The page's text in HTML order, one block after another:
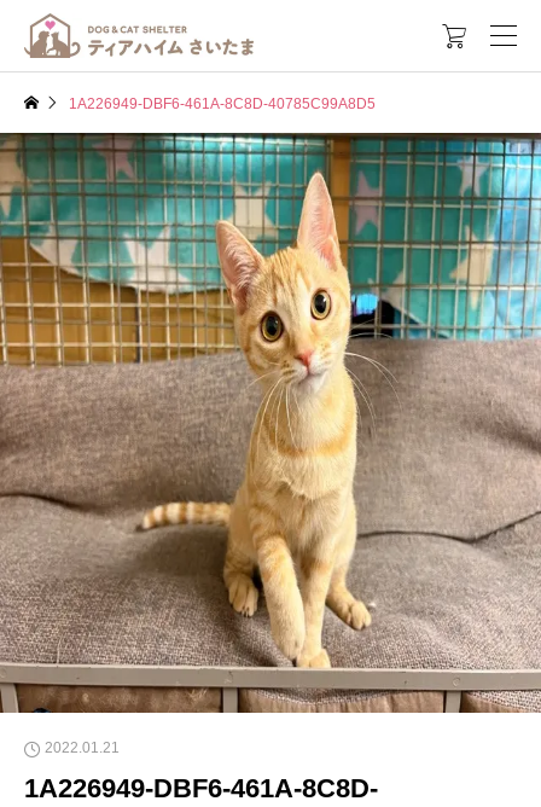

1A226949-DBF6-461A-8C8D-40785C99A8D5
2022.01.21
1A226949-DBF6-461A-8C8D-